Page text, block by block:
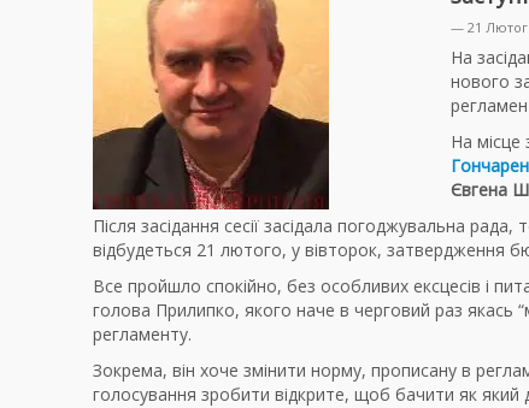
— 21
На
нового
На місце
Євгена
Після засідання сесії засідала погоджувальна
відбудеться 21 лютого, у вівторок, затвердження
Все пройшло спокійно, без особливих ексцесів і
голова Прилипко, якого наче в черговий раз якась
регламенту.
Зокрема, він хоче змінити норму, прописану в
голосування зробити відкрите, щоб бачити як який